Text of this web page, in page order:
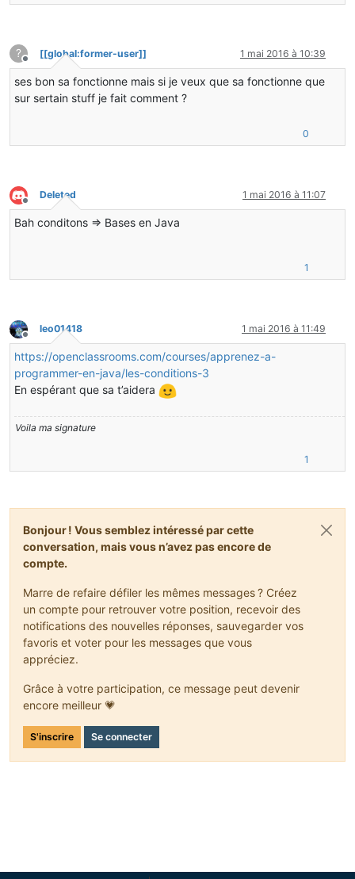
?
Hors-ligne
[[global:former-user]] 1 mai 2016 à 10:39
ses bon sa fonctionne mais si je veux que sa fonctionne que
sur sertain stuff je fait comment ?
0
Hors-ligne
Deleted 1 mai 2016 à 11:07
Bah conditons => Bases en Java
1
Hors-ligne
leo01418 1 mai 2016 à 11:49
https://openclassrooms.com/courses/apprenez-a-
programmer-en-java/les-conditions-3
En espérant que sa t’aidera
Voila ma signature
1
Bonjour ! Vous semblez intéressé par cette
conversation, mais vous n’avez pas encore de
compte.
Marre de refaire défiler les mêmes messages ? Créez
un compte pour retrouver votre position, recevoir des
notifications des nouvelles réponses, sauvegarder vos
favoris et voter pour les messages que vous
appréciez.
Grâce à votre participation, ce message peut devenir
encore meilleur 💗
S'inscrire Se connecter